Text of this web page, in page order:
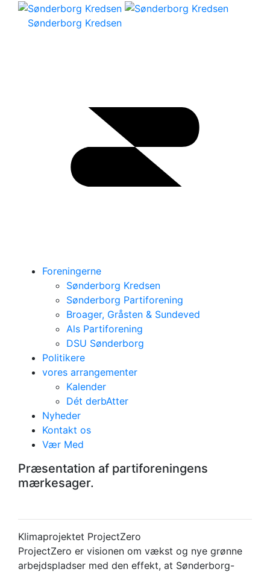
Sønderborg Kredsen
Foreningerne
Sønderborg Kredsen
Sønderborg Partiforening
Broager, Gråsten & Sundeved
Als Partiforening
DSU Sønderborg
Politikere
vores arrangementer
Kalender
Dét derbAtter
Nyheder
Kontakt os
Vær Med
Mærkesager
Præsentation af partiforeningens
mærkesager.
Klimaprojektet ProjectZero
ProjectZero er visionen om vækst og nye grønne
arbejdspladser med den effekt, at Sønderborg-